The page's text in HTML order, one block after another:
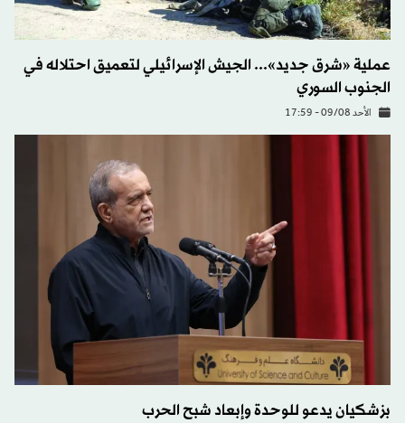
عملية «شرق جديد»... الجيش الإسرائيلي لتعميق احتلاله في
الجنوب السوري
الأحد 09/08 - 17:59
بزشكيان يدعو للوحدة وإبعاد شبح الحرب